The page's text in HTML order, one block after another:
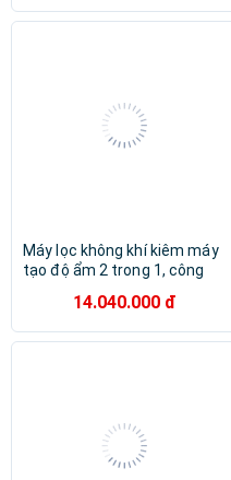
Máy lọc không khí kiêm máy
tạo độ ẩm 2 trong 1, công
Thương hiệu Hà Lan cao cấp
Philips - AC3737/00. Hàng
14.040.000 đ